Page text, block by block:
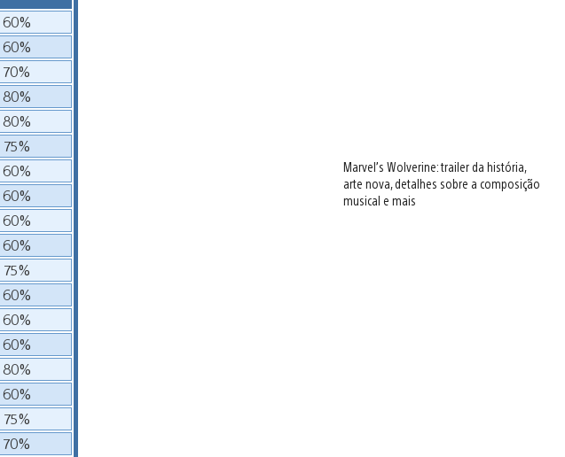
60%
60%
70%
80%
80%
75%
60%
60%
60%
60%
75%
60%
60%
60%
80%
60%
75%
70%
Marvel’s Wolverine: trailer da história,
arte nova, detalhes sobre a composição
musical e mais